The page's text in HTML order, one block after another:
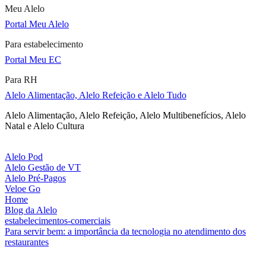
Meu Alelo
Portal Meu Alelo
Para estabelecimento
Portal Meu EC
Para RH
Alelo Alimentação, Alelo Refeição e Alelo Tudo
Alelo Alimentação, Alelo Refeição, Alelo Multibenefícios, Alelo
Natal e Alelo Cultura
Alelo Pod
Alelo Gestão de VT
Alelo Pré-Pagos
Veloe Go
Home
Blog da Alelo
estabelecimentos-comerciais
Para servir bem: a importância da tecnologia no atendimento dos
restaurantes